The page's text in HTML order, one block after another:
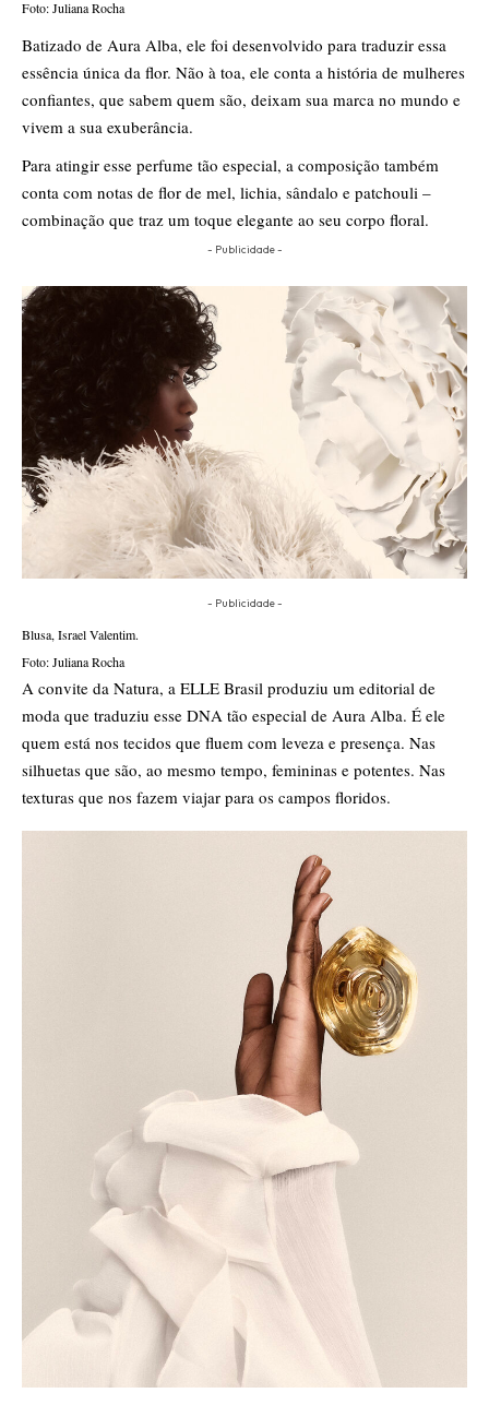
Foto: Juliana Rocha
Batizado de Aura Alba, ele foi desenvolvido para traduzir essa
essência única da flor. Não à toa, ele conta a história de mulheres
confiantes, que sabem quem são, deixam sua marca no mundo e
vivem a sua exuberância.
Para atingir esse perfume tão especial, a composição também
conta com notas de flor de mel, lichia, sândalo e patchouli –
combinação que traz um toque elegante ao seu corpo floral.
- Publicidade -
- Publicidade -
Blusa, Israel Valentim.
Foto: Juliana Rocha
A convite da Natura, a ELLE Brasil produziu um editorial de
moda que traduziu esse DNA tão especial de Aura Alba. É ele
quem está nos tecidos que fluem com leveza e presença. Nas
silhuetas que são, ao mesmo tempo, femininas e potentes. Nas
texturas que nos fazem viajar para os campos floridos.